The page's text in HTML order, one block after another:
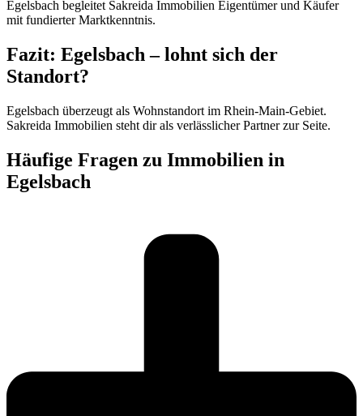
Egelsbach begleitet Sakreida Immobilien Eigentümer und Käufer
mit fundierter Marktkenntnis.
Fazit: Egelsbach – lohnt sich der
Standort?
Egelsbach überzeugt als Wohnstandort im Rhein-Main-Gebiet.
Sakreida Immobilien steht dir als verlässlicher Partner zur Seite.
Häufige Fragen zu Immobilien in
Egelsbach